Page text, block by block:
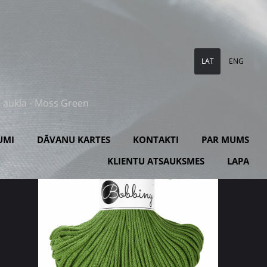
DĀVANU KARTES KONTAKTI
PAR MUMS
KLIENTU ATSAUKSMES
LAPA
LAT ENG
aukla - Moss Green